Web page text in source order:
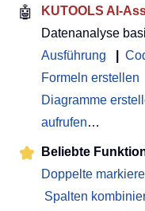
🤖 KUTOOLS AI-
Datenanalyse
Ausführung
Formeln erstellen
Diagramme
aufrufen…
Beliebte
Doppelte
Spalten